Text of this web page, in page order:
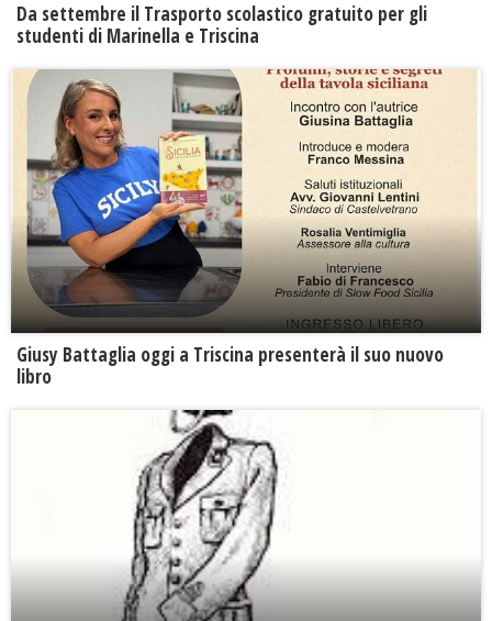
Da settembre il Trasporto scolastico gratuito per gli
studenti di Marinella e Triscina
Giusy Battaglia oggi a Triscina presenterà il suo nuovo
libro